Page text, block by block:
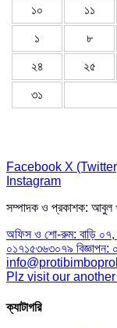
১০ ১১
১ ৮
২৪ ২৫
৩১
Facebook X
Instagram
সম্পাদক ও প্রকাশক: আবুল
অফিস ও শো-রুম: বাড়ি ০৭,
০১৭১৫৩৬৩০৭৯
Plz visit our
ক্যাটাগরি